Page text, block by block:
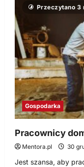
Przeczytano 3
Gospodarka
Pracownicy
Mentora.pl 30
Jest szansa, aby